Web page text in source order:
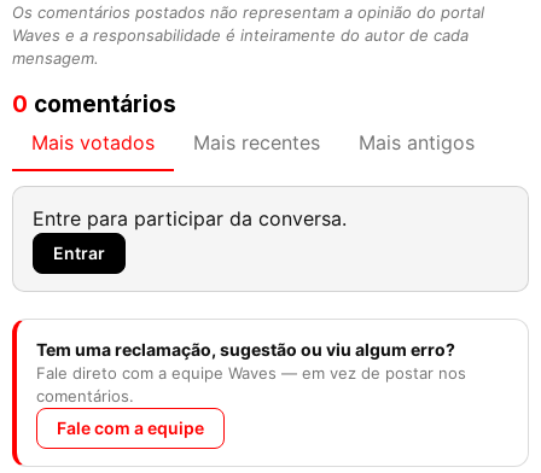
Os comentários postados não representam a opinião do portal
Waves e a responsabilidade é inteiramente do autor de cada
mensagem.
0 comentários
Mais votados Mais recentes Mais antigos
Entre para participar da conversa.
Entrar
Tem uma reclamação, sugestão ou viu algum erro?
Fale direto com a equipe Waves — em vez de postar nos
comentários.
Fale com a equipe